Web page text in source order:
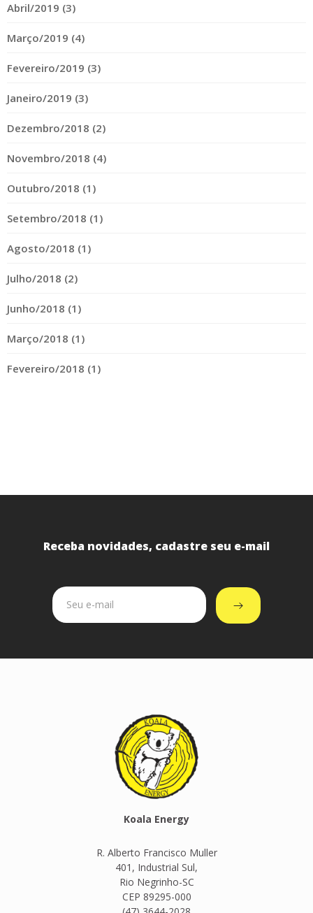
Abril/2019 (3)
Março/2019 (4)
Fevereiro/2019 (3)
Janeiro/2019 (3)
Dezembro/2018 (2)
Novembro/2018 (4)
Outubro/2018 (1)
Setembro/2018 (1)
Agosto/2018 (1)
Julho/2018 (2)
Junho/2018 (1)
Março/2018 (1)
Fevereiro/2018 (1)
Receba novidades, cadastre seu e-mail
Koala Energy
R. Alberto Francisco Muller
401, Industrial Sul,
Rio Negrinho-SC
CEP 89295-000